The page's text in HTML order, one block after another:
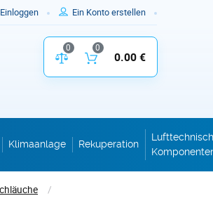
Einloggen Ein Konto erstellen
Vergleich der Produktparameter
0
Inhalt des
0
0.00 €
Klimaanlage Rekuperation
/